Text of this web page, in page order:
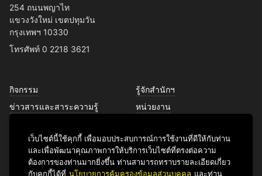
254 ถนนพญาไท
แขวงวังใหม่ เขตปทุมวัน
กรุงเทพฯ 10330
โทรศัพท์ 0 2218 3621
กิจกรรม
ข่าวสารและสาระความรู้
ศิลปวัฒนธรรม
รู้จักสำนักฯ
หน่วยงาน
บริการของเรา
ติดต่อเรา
เว็บไซต์นี้ใช้คุกกี้ เพื่อมอบประสบการณ์การใช้งานที่ดีให้กับท่าน
และเพื่อพัฒนาคุณภาพการให้บริการเว็บไซต์ที่ตรงต่อความ
ต้องการของท่านมากยิ่งขึ้น ท่านสามารถทราบรายละเอียดเกี่ยว
กับคุกกี้ได้ที่ นโยบายการคุ้มครองข้อมูลส่วนบุคคล และท่าน